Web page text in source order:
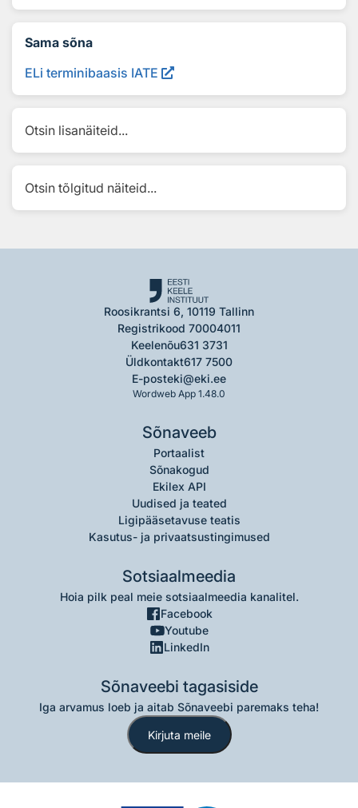
Sama sõna
ELi terminibaasis IATE
Otsin lisanäiteid...
Otsin tõlgitud näiteid...
Roosikrantsi 6, 10119 Tallinn
Registrikood 70004011
Keelenõu631 3731
Üldkontakt617 7500
E-posteki@eki.ee
Wordweb App 1.48.0
Sõnaveeb
Portaalist
Sõnakogud
Ekilex API
Uudised ja teated
Ligipääsetavuse teatis
Kasutus- ja privaatsustingimused
Sotsiaalmeedia
Hoia pilk peal meie sotsiaalmeedia kanalitel.
Facebook
Youtube
LinkedIn
Sõnaveebi tagasiside
Iga arvamus loeb ja aitab Sõnaveebi paremaks teha!
Kirjuta meile